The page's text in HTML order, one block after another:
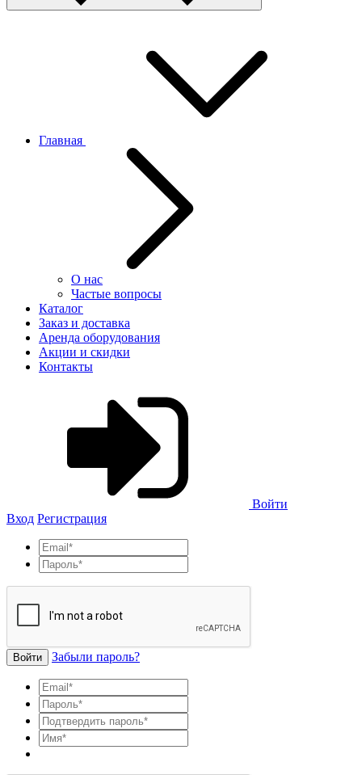
Главная
О нас
Частые вопросы
Каталог
Заказ и доставка
Аренда оборудования
Акции и скидки
Контакты
Войти
Вход Регистрация
Войти Забыли пароль?